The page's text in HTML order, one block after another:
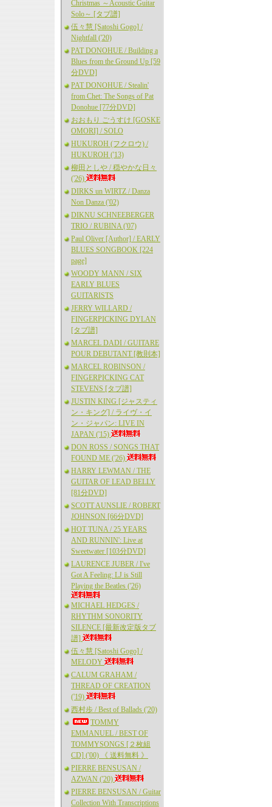
Christmas ～Acoustic Guitar
Solo～ [タブ譜]
伍々慧 [Satoshi Gogo] /
Nightfall ('20)
PAT DONOHUE / Building a
Blues from the Ground Up [59
分DVD]
PAT DONOHUE / Stealin'
from Chet: The Songs of Pat
Donohue [77分DVD]
おおもり ごうすけ [GOSKE
OMORI] / SOLO
HUKUROH (フクロウ) /
HUKUROH ('13)
柳田としや / 穏やかな日々
('26)
DIRKS un WIRTZ / Danza
Non Danza ('02)
DIKNU SCHNEEBERGER
TRIO / RUBINA ('07)
Paul Oliver [Author] / EARLY
BLUES SONGBOOK [224
page]
WOODY MANN / SIX
EARLY BLUES
GUITARISTS
JERRY WILLARD /
FINGERPICKING DYLAN
[タブ譜]
MARCEL DADI / GUITARE
POUR DEBUTANT [教則本]
MARCEL ROBINSON /
FINGERPICKING CAT
STEVENS [タブ譜]
JUSTIN KING [ジャスティ
ン・キング] / ライヴ・イ
ン・ジャパン: LIVE IN
JAPAN ('15)
DON ROSS / SONGS THAT
FOUND ME ('26)
HARRY LEWMAN / THE
GUITAR OF LEAD BELLY
[81分DVD]
SCOTT AUNSLIE / ROBERT
JOHNSON [66分DVD]
HOT TUNA / 25 YEARS
AND RUNNIN': Live at
Sweetwater [103分DVD]
LAURENCE JUBER / I've
Got A Feeling: LJ is Still
Playing the Beatles ('26)
MICHAEL HEDGES /
RHYTHM SONORITY
SILENCE [最新改定版タブ
譜]
伍々慧 [Satoshi Gogo] /
MELODY
CALUM GRAHAM /
THREAD OF CREATION
('19)
西村歩 / Best of Ballads ('20)
TOMMY
EMMANUEL / BEST OF
TOMMYSONGS [２枚組
CD] ('00) 《 送料無料 》
PIERRE BENSUSAN /
AZWAN ('20)
PIERRE BENSUSAN / Guitar
Collection With Transcriptions